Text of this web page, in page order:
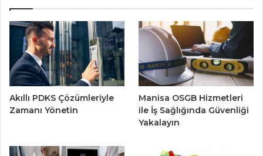
Akıllı PDKS Çözümleriyle
Zamanı Yönetin
Manisa OSGB Hizmetleri
ile İş Sağlığında Güvenliği
Yakalayın